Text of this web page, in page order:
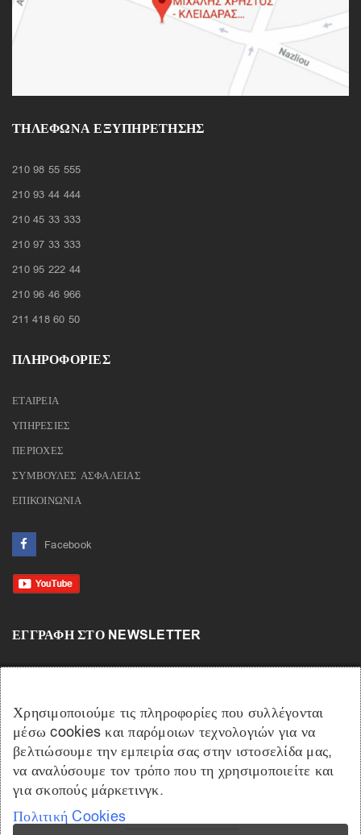
ΤΗΛΈΦΩΝΑ ΕΞΥΠΗΡΈΤΗΣΗΣ
210 98 55 555
210 93 44 444
210 45 33 333
210 97 33 333
210 95 222 44
210 96 46 966
211 418 60 50
ΠΛΗΡΟΦΟΡΙΕΣ
ΕΤΑΙΡΕΙΑ
ΥΠΗΡΕΣΙΕΣ
ΠΕΡΙΟΧΕΣ
ΣΥΜΒΟΥΛΕΣ ΑΣΦΑΛΕΙΑΣ
ΕΠΙΚΟΙΝΩΝΙΑ
Facebook
ΕΓΓΡΑΦΉ ΣΤΟ NEWSLETTER
Χρησιμοποιούμε τις πληροφορίες που συλλέγονται
μέσω cookies και παρόμοιων τεχνολογιών για να
βελτιώσουμε την εμπειρία σας στην ιστοσελίδα μας,
να αναλύσουμε τον τρόπο που τη χρησιμοποιείτε και
για σκοπούς μάρκετινγκ.
Πολιτική Cookies